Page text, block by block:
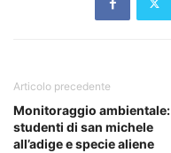
Articolo precedente
Monitoraggio ambientale:
studenti di san michele
all’adige e specie aliene